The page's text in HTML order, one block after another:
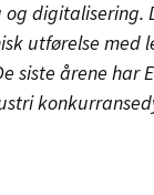
digitalisering.
utførelse med
siste årene har